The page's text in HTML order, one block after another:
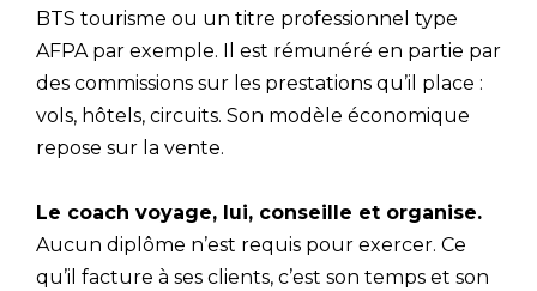
BTS tourisme ou un titre professionnel type
AFPA par exemple. Il est rémunéré en partie par
des commissions sur les prestations qu’il place :
vols, hôtels, circuits. Son modèle économique
repose sur la vente.
Le coach voyage, lui, conseille et organise.
Aucun diplôme n’est requis pour exercer. Ce
qu’il facture à ses clients, c’est son temps et son